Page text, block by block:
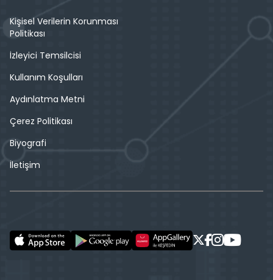
Kişisel Verilerin Korunması
Politikası
İzleyici Temsilcisi
Kullanım Koşulları
Aydınlatma Metni
Çerez Politikası
Biyografi
İletişim